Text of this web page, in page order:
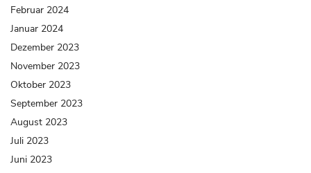
Februar 2024
Januar 2024
Dezember 2023
November 2023
Oktober 2023
September 2023
August 2023
Juli 2023
Juni 2023